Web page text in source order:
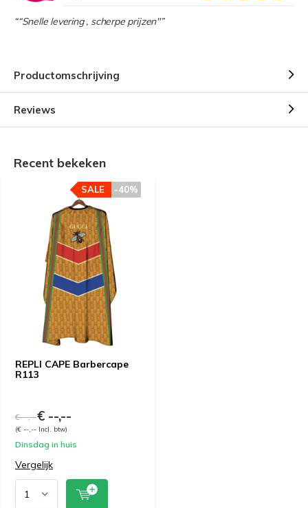
““Snelle levering , scherpe prijzen"”
Productomschrijving
Reviews
Recent bekeken
REPLI CAPE Barbercape
R113
-40%
SALE
€ --,--€ --,--
(€ --,-- Incl. btw)
Dinsdag in huis
Vergelijk